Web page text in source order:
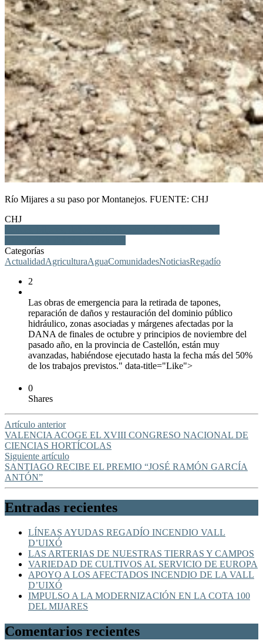
Río Mijares a su paso por Montanejos. FUENTE: CHJ
CHJ
Categorías
ActualidadAgriculturaAguaComunidadesNoticiasRegadío
2
Las obras de emergencia para la retirada de tapones,
reparación de daños y restauración del dominio público
hidráulico, zonas asociadas y márgenes afectadas por la
DANA de finales de octubre y principios de noviembre del
pasado año, en la provincia de Castellón, están muy
avanzadas, habiéndose ejecutado hasta la fecha más del 50%
de los trabajos previstos." data-title="Like">
0
Shares
Artículo anterior
VALENCIA ACOGE EL XVIII CONGRESO NACIONAL DE
CIENCIAS HORTÍCOLAS
Siguiente artículo
SANTIAGO RECIBE EL PREMIO “JOSÉ RAMÓN GARCÍA
ANTÓN”
Entradas recientes
LÍNEAS AYUDAS REGADÍO INCENDIO VALL
D’UIXÓ
LAS ARTERIAS DE NUESTRAS TIERRAS Y CAMPOS
VARIEDAD DE CULTIVOS AL SERVICIO DE EUROPA
APOYO A LOS AFECTADOS INCENDIO DE LA VALL
D’UIXÓ
IMPULSO A LA MODERNIZACIÓN EN LA COTA 100
DEL MIJARES
Comentarios recientes